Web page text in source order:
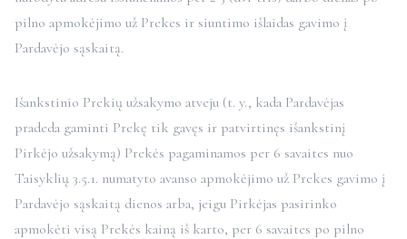
pilno apmokėjimo už Prekes ir siuntimo išlaidas gavimo į
Pardavėjo sąskaitą.
Išankstinio Prekių užsakymo atveju (t. y., kada Pardavėjas
pradeda gaminti Prekę tik gavęs ir patvirtinęs išankstinį
Pirkėjo užsakymą) Prekės pagaminamos per 6 savaites nuo
Taisyklių 3.5.1. numatyto avanso apmokėjimo už Prekes gavimo į
Pardavėjo sąskaitą dienos arba, jeigu Pirkėjas pasirinko
apmokėti visą Prekės kainą iš karto, per 6 savaites po pilno